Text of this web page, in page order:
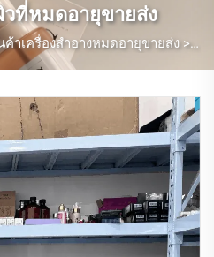
ที่หมดอายุขายส่ง
ค้าเครื่องสำอางหมดอายุขายส่ง> ผ